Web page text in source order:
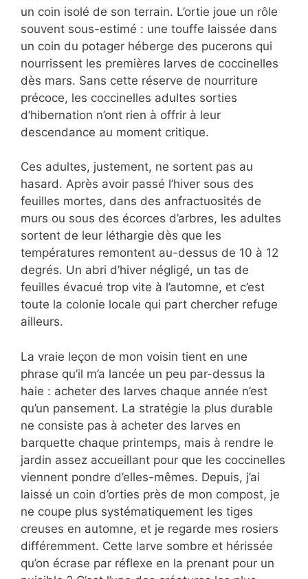
un coin isolé de son terrain. L’ortie joue un rôle
souvent sous-estimé : une touffe laissée dans
un coin du potager héberge des pucerons qui
nourrissent les premières larves de coccinelles
dès mars. Sans cette réserve de nourriture
précoce, les coccinelles adultes sorties
d’hibernation n’ont rien à offrir à leur
descendance au moment critique.
Ces adultes, justement, ne sortent pas au
hasard. Après avoir passé l’hiver sous des
feuilles mortes, dans des anfractuosités de
murs ou sous des écorces d’arbres, les adultes
sortent de leur léthargie dès que les
températures remontent au-dessus de 10 à 12
degrés. Un abri d’hiver négligé, un tas de
feuilles évacué trop vite à l’automne, et c’est
toute la colonie locale qui part chercher refuge
ailleurs.
La vraie leçon de mon voisin tient en une
phrase qu’il m’a lancée un peu par-dessus la
haie : acheter des larves chaque année n’est
qu’un pansement. La stratégie la plus durable
ne consiste pas à acheter des larves en
barquette chaque printemps, mais à rendre le
jardin assez accueillant pour que les coccinelles
viennent pondre d’elles-mêmes. Depuis, j’ai
laissé un coin d’orties près de mon compost, je
ne coupe plus systématiquement les tiges
creuses en automne, et je regarde mes rosiers
différemment. Cette larve sombre et hérissée
qu’on écrase par réflexe en la prenant pour un